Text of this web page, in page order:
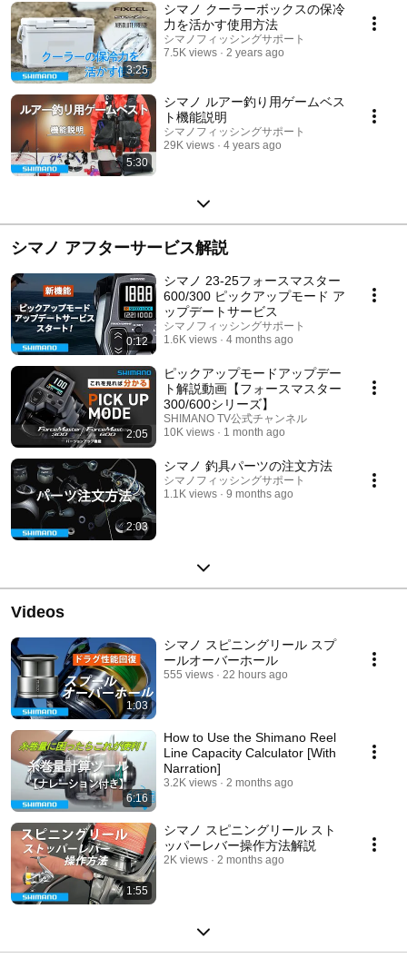
3:25
シマノ クーラーボックスの保冷
力を活かす使用方法
シマノフィッシングサポート
7.5K views
2 years ago
5:30
シマノ ルアー釣り用ゲームベス
ト機能説明
シマノフィッシングサポート
29K views
4 years ago
シマノ アフターサービス解説
0:12
シマノ 23-25フォースマスター
600/300 ピックアップモード ア
ップデートサービス
シマノフィッシングサポート
1.6K views
4 months ago
2:05
ピックアップモードアップデー
ト解説動画【フォースマスター
300/600シリーズ】
SHIMANO TV公式チャンネル
10K views
1 month ago
2:03
シマノ 釣具パーツの注文方法
シマノフィッシングサポート
1.1K views
9 months ago
Videos
1:03
シマノ スピニングリール スプ
ールオーバーホール
555 views 22 hours ago
6:16
How to Use the Shimano Reel
Line Capacity Calculator [With
Narration]
3.2K views 2 months ago
1:55
シマノ スピニングリール スト
ッパーレバー操作方法解説
2K views 2 months ago